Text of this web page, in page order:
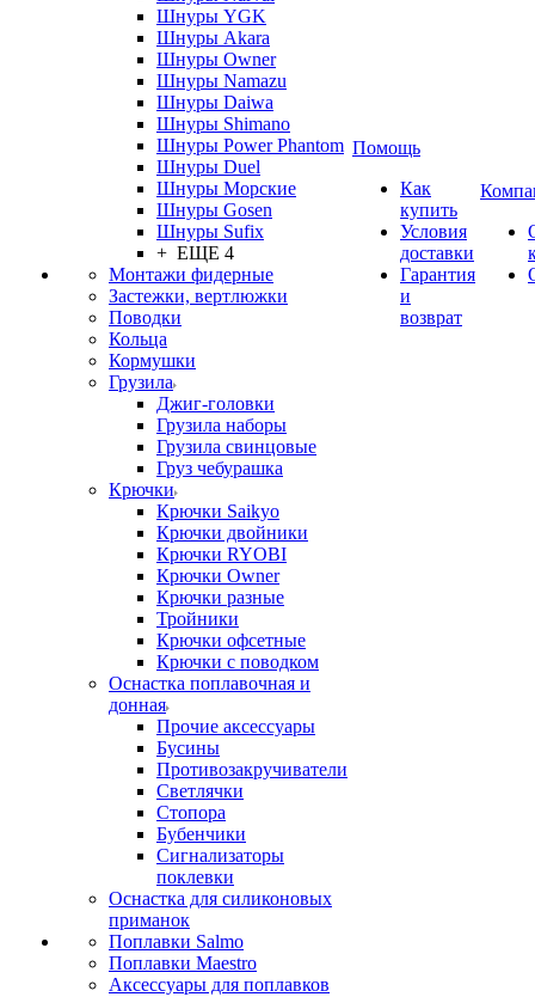
Шнуры YGK
Шнуры Akara
Шнуры Owner
Шнуры Namazu
Шнуры Daiwa
Шнуры Shimano
Шнуры Power Phantom
Шнуры Duel
Шнуры Морские
Шнуры Gosen
Шнуры Sufix
+ ЕЩЕ 4
Монтажи фидерные
Застежки, вертлюжки
Поводки
Кольца
Кормушки
Грузила
Джиг-головки
Грузила наборы
Грузила свинцовые
Груз чебурашка
Крючки
Крючки Saikyo
Крючки двойники
Крючки RYOBI
Крючки Owner
Крючки разные
Тройники
Крючки офсетные
Крючки с поводком
Оснастка поплавочная и
донная
Прочие аксессуары
Бусины
Противозакручиватели
Светлячки
Стопора
Бубенчики
Сигнализаторы
поклевки
Оснастка для силиконовых
приманок
Поплавки Salmo
Поплавки Maestro
Аксессуары для поплавков
Помощь
Как
купить
Условия
доставки
Гарантия
и
возврат